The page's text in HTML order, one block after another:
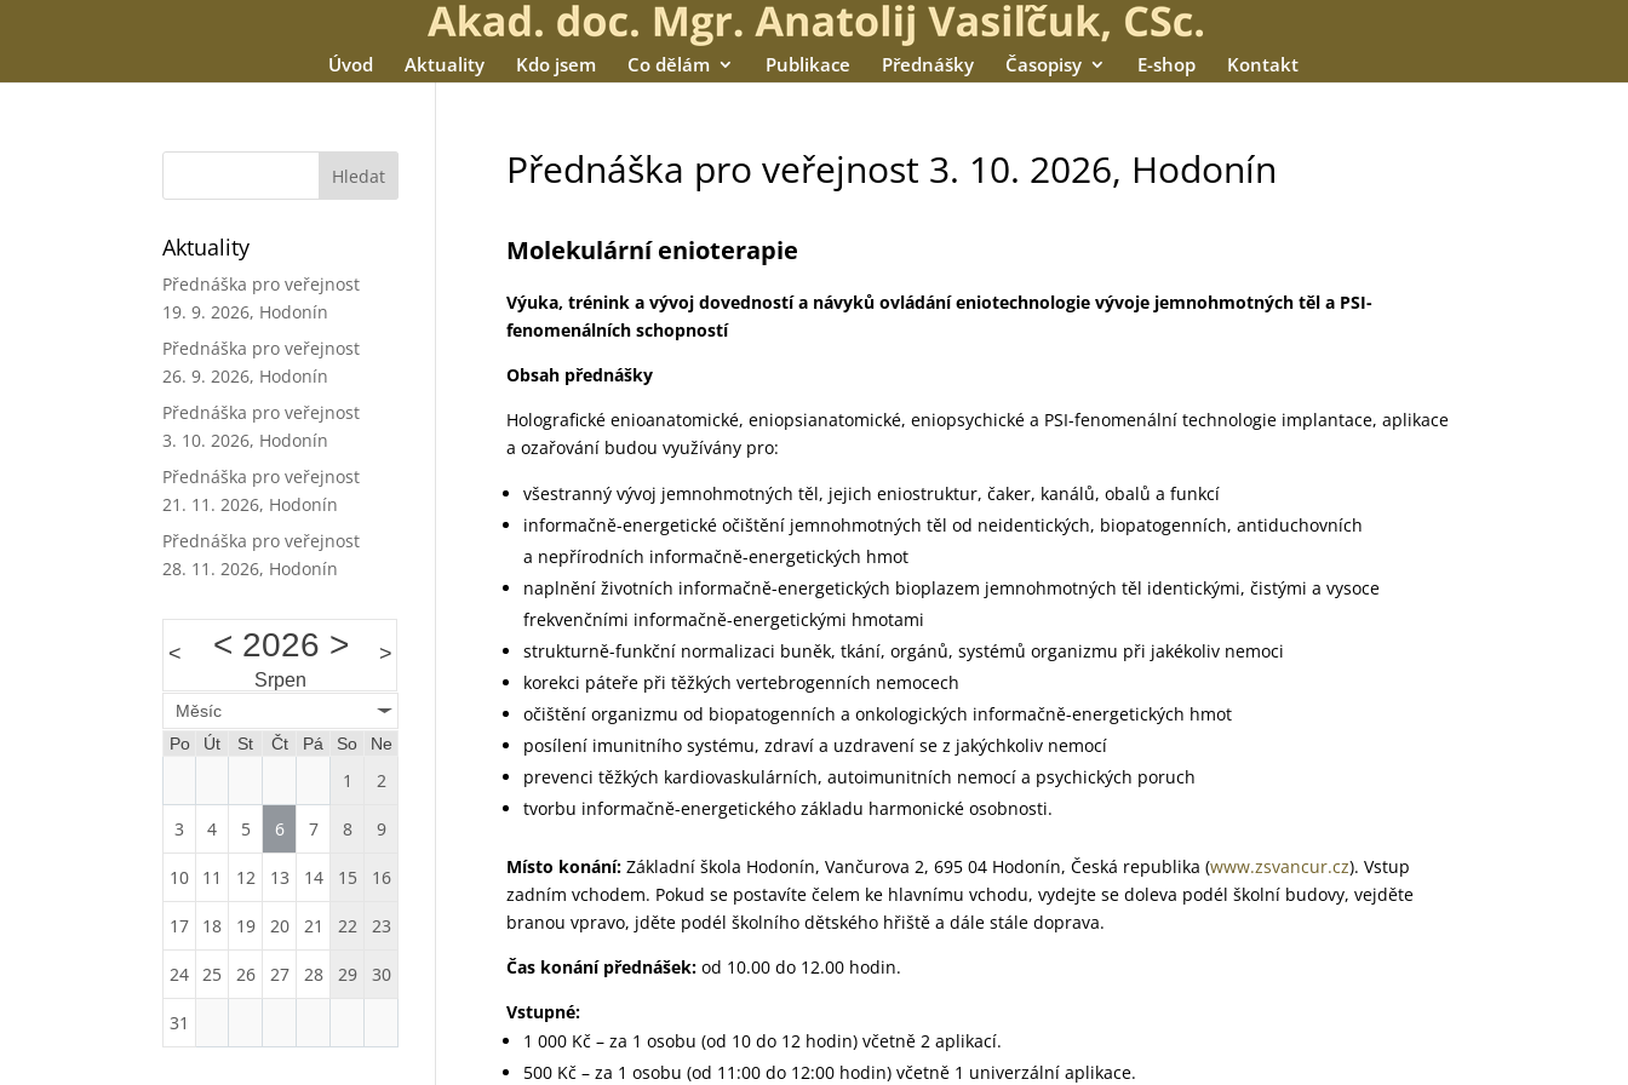
Úvod Aktuality Kdo jsem Co dělám Publikace Přednášky Časopisy E-shop Kontakt
Přednáška pro veřejnost 3. 10. 2026, Hodonín
Molekulární enioterapie
Výuka, trénink a vývoj dovedností a návyků ovládání eniotechnologie vývoje jemnohmotných těl a PSI-
fenomenálních schopností
Obsah přednášky
Holografické enioanatomické, eniopsianatomické, eniopsychické a PSI-fenomenální technologie implantace, aplikace
a ozařování budou využívány pro:
všestranný vývoj jemnohmotných těl, jejich eniostruktur, čaker, kanálů, obalů a funkcí
informačně-energetické očištění jemnohmotných těl od neidentických, biopatogenních, antiduchovních
a nepřírodních informačně-energetických hmot
naplnění životních informačně-energetických bioplazem jemnohmotných těl identickými, čistými a vysoce
frekvenčními informačně-energetickými hmotami
strukturně-funkční normalizaci buněk, tkání, orgánů, systémů organizmu při jakékoliv nemoci
korekci páteře při těžkých vertebrogenních nemocech
očištění organizmu od biopatogenních a onkologických informačně-energetických hmot
posílení imunitního systému, zdraví a uzdravení se z jakýchkoliv nemocí
prevenci těžkých kardiovaskulárních, autoimunitních nemocí a psychických poruch
tvorbu informačně-energetického základu harmonické osobnosti.
Místo konání:Základní škola Hodonín, Vančurova 2, 695 04 Hodonín, Česká republika (www.zsvancur.cz). Vstup
zadním vchodem. Pokud se postavíte čelem ke hlavnímu vchodu, vydejte se doleva podél školní budovy, vejděte
branou vpravo, jděte podél školního dětského hřiště a dále stále doprava.
Čas konání přednášek:od 10.00 do 12.00 hodin.
Vstupné:
1 000 Kč – za 1 osobu (od 10 do 12 hodin) včetně 2 aplikací.
500 Kč – za 1 osobu (od 11:00 do 12:00 hodin) včetně 1 univerzální aplikace.
Aktuality
Přednáška pro veřejnost
19. 9. 2026, Hodonín
Přednáška pro veřejnost
26. 9. 2026, Hodonín
Přednáška pro veřejnost
3. 10. 2026, Hodonín
Přednáška pro veřejnost
21. 11. 2026, Hodonín
Přednáška pro veřejnost
28. 11. 2026, Hodonín
< < 2026 >
Srpen
>
Měsíc
Po
Út St Čt Pá So Ne
1 2
3 4 5 6 7 8 9
10 11 12 13 14 15 16
17 18 19 20 21 22 23
24 25 26 27 28 29 30
31